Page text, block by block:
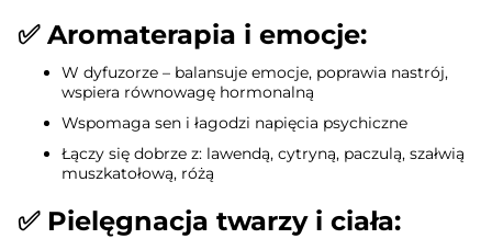
✅Aromaterapia i emocje:
W dyfuzorze – balansuje emocje, poprawia nastrój,
wspiera równowagę hormonalną
Wspomaga sen i łagodzi napięcia psychiczne
Łączy się dobrze z: lawendą, cytryną, paczulą, szałwią
muszkatołową, różą
✅ Pielęgnacja twarzy i ciała: